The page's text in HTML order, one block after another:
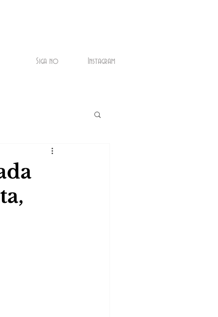
Siga no Instagram